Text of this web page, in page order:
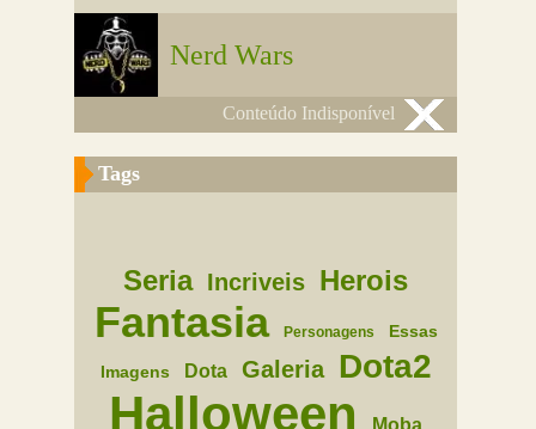
Nerd Wars
Conteúdo Indisponível
Tags
Seria Incriveis Herois
Fantasia Personagens Essas
Imagens Dota Galeria Dota2
Halloween Moba